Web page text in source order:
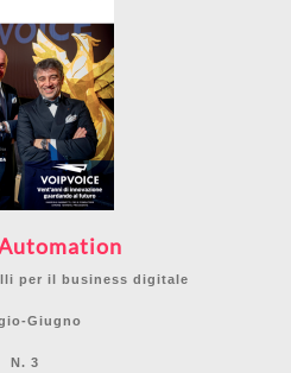
per il business digitale
Giugno
N. 3